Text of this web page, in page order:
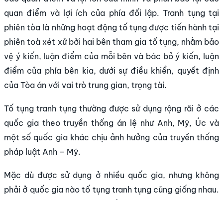
quan điểm và lợi ích của phía đối lập. Tranh tụng tại
phiên tòa là những hoạt động tố tụng được tiến hành tại
phiên toà xét xử bởi hai bên tham gia tố tụng, nhằm bảo
vệ ý kiến, luận điểm của mỗi bên và bác bỏ ý kiến, luận
điểm của phía bên kia, dưới sự điều khiển, quyết định
của Tòa án với vai trò trung gian, trọng tài.
Tố tụng tranh tụng thường được sử dụng rộng rãi ở các
quốc gia theo truyền thống án lệ như Anh, Mỹ, Úc và
một số quốc gia khác chịu ảnh hưởng của truyền thống
pháp luật Anh – Mỹ.
Mặc dù được sử dụng ở nhiều quốc gia, nhưng không
phải ở quốc gia nào tố tụng tranh tụng cũng giống nhau.